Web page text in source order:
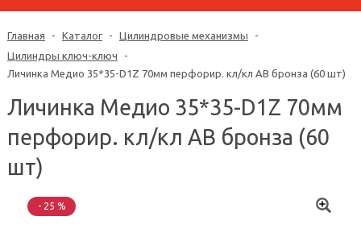
Главная - Каталог - Цилиндровые механизмы
-
Цилиндры ключ-ключ
-
Личинка Медио 35*35-D1Z 70мм перфорир. кл/кл AB бронза (60 шт)
Личинка Медио 35*35-D1Z 70мм
перфорир. кл/кл AB бронза (60
шт)
- 25 %